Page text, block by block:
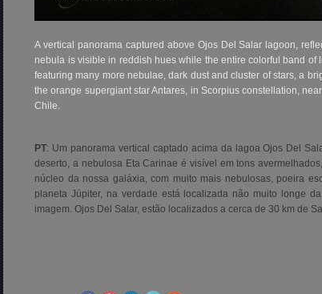
A vertical panorama captured above Ojos Del Salar lagoon,
nebula is visible in reddish hues while the entire colorful band of
featuring many more nebulae, dark dust and cluster of stars, a
the orange supergiant star Antares, in Scorpius constellation,
Chile.
PT: Um panorama vertical captado acima da lagoa Ojos Del
deserto, a nebulosa Eta Carinae é visível em tons
núcleo da nossa galáxia, com muito mais nebulosas, poeira
planeta Júpiter, na verdade está localizada não muito longe
imagem. Ojos Del Salar, estão localizados a cerca de 30 km de